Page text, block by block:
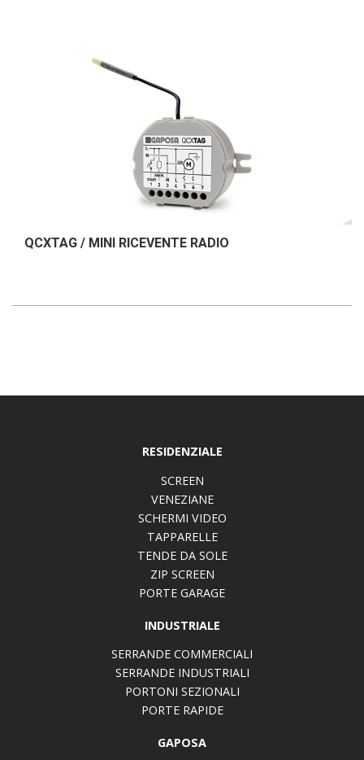
QCXTAG / MINI RICEVENTE RADIO
RESIDENZIALE
SCREEN
VENEZIANE
SCHERMI VIDEO
TAPPARELLE
TENDE DA SOLE
ZIP SCREEN
PORTE GARAGE
INDUSTRIALE
SERRANDE COMMERCIALI
SERRANDE INDUSTRIALI
PORTONI SEZIONALI
PORTE RAPIDE
GAPOSA